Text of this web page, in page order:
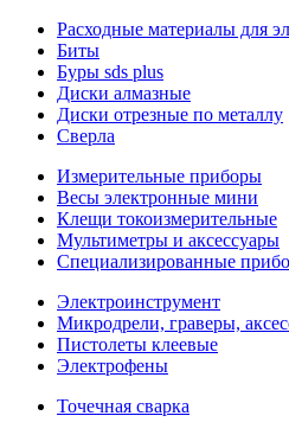
Расходные материалы для
Биты
Буры sds plus
Диски алмазные
Диски отрезные по металлу
Сверла
Измерительные приборы
Весы электронные мини
Клещи токоизмерительные
Мультиметры и аксессуары
Специализированные
Электроинструмент
Микродрели, граверы,
Пистолеты клеевые
Электрофены
Точечная сварка